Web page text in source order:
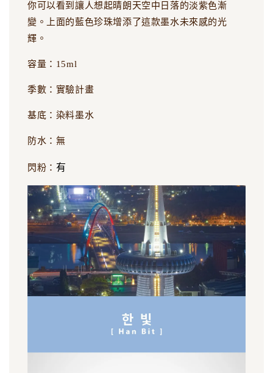
你可以看到讓人想起晴朗天空中日落的淡紫色漸
變。上面的藍色珍珠增添了這款墨水未來感的光
輝。
容量：15ml
季數：實驗計畫
基底：染料墨水
防水：無
閃粉： 有